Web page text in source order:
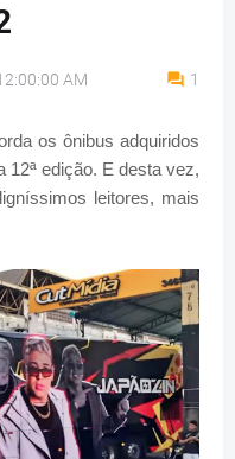
AM 1
os ônibus adquiridos
12ª edição. E desta vez,
leitores, mais